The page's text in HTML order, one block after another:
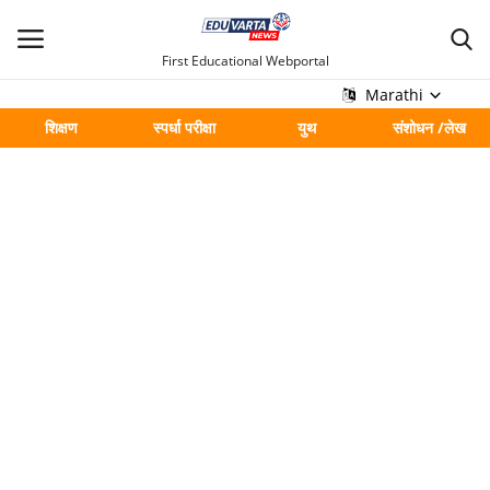
First Educational Webportal
Marathi
शिक्षण
स्पर्धा परीक्षा युथ संशोधन /लेख
मुख्य